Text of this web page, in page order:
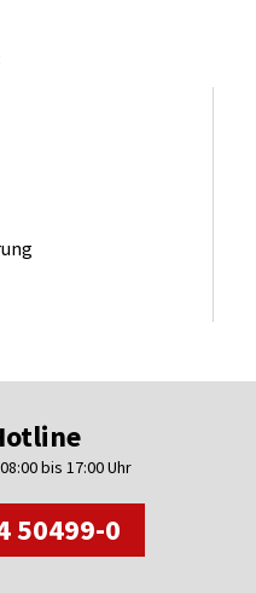
bis 17:00 Uhr
50499-0